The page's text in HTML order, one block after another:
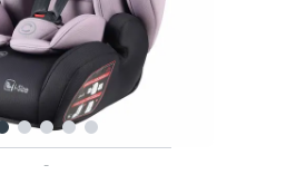
Slide1
Slide2
Slide3
SlideSlide
-